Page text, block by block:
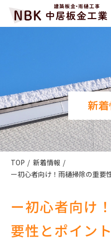
新
TOP
新着情報
ー初心者向け！雨樋掃除の重要
ー初心者向け
要性とポイン